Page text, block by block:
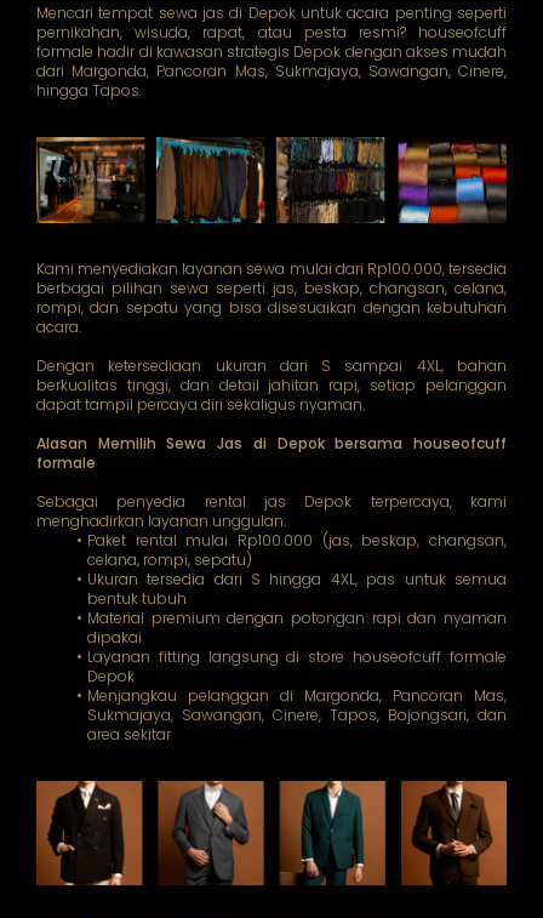
Mencari tempat sewa jas di Depok untuk acara penting seperti
pernikahan, wisuda, rapat, atau pesta resmi? houseofcuff
formale hadir di kawasan strategis Depok dengan akses mudah
dari Margonda, Pancoran Mas, Sukmajaya, Sawangan, Cinere,
hingga Tapos.
Kami menyediakan layanan sewa mulai dari Rp100.000, tersedia
berbagai pilihan sewa seperti jas, beskap, changsan, celana,
rompi, dan sepatu yang bisa disesuaikan dengan kebutuhan
acara.
Dengan ketersediaan ukuran dari S sampai 4XL, bahan
berkualitas tinggi, dan detail jahitan rapi, setiap pelanggan
dapat tampil percaya diri sekaligus nyaman.
Alasan Memilih Sewa Jas di Depok bersama houseofcuff
formale
Sebagai penyedia rental jas Depok terpercaya, kami
menghadirkan layanan unggulan:
Paket rental mulai Rp100.000 (jas, beskap, changsan,
celana, rompi, sepatu)
Ukuran tersedia dari S hingga 4XL, pas untuk semua
bentuk tubuh
Material premium dengan potongan rapi dan nyaman
dipakai
Layanan fitting langsung di store houseofcuff formale
Depok
Menjangkau pelanggan di Margonda, Pancoran Mas,
Sukmajaya, Sawangan, Cinere, Tapos, Bojongsari, dan
area sekitar